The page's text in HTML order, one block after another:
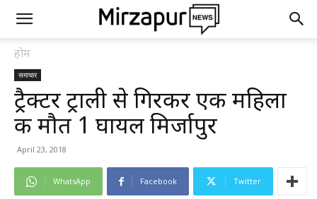
होम
समाचार
ट्रैक्टर ट्राली से गिरकर एक महिला
की मौत 1 घायल मिर्जापुर
April 23, 2018
WhatsApp Facebook Twitter